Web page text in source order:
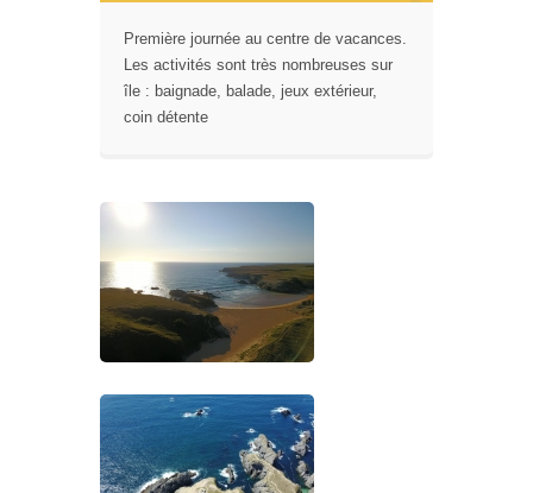
Première journée au centre de vacances.
Les activités sont très nombreuses sur
île : baignade, balade, jeux extérieur,
coin détente